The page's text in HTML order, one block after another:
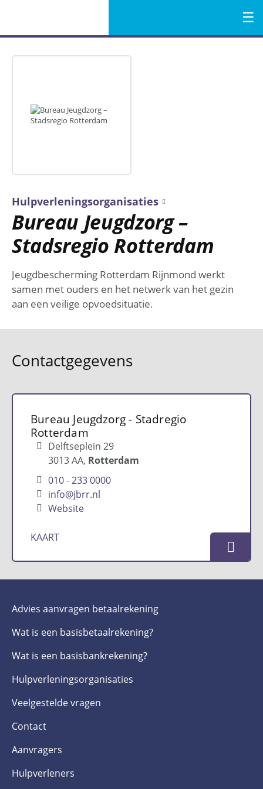
Menu
Hulpverleningsorganisaties
Bureau Jeugdzorg –
Stadsregio Rotterdam
Jeugdbescherming Rotterdam Rijnmond werkt
samen met ouders en het netwerk van het gezin
aan een veilige opvoedsituatie.
Contactgegevens
Bureau Jeugdzorg - Stadregio
Rotterdam
Delftseplein 29
3013 AA Rotterdam
010 - 233 0000
info@jbrr.nl
Website
KAART
Advies aanvragen betaalrekening
Wat is een basis­betaalrekening?
Wat is een basis­bankrekening?
Hulpverlenings­organisaties
Veelgestelde­ vragen
Contact
Aanvragers
Hulpverleners